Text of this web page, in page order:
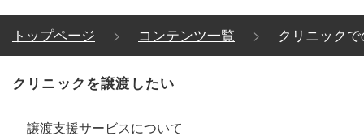
トップページ コンテンツ一覧 クリニック
クリニックを譲渡したい
譲渡支援サービスについて